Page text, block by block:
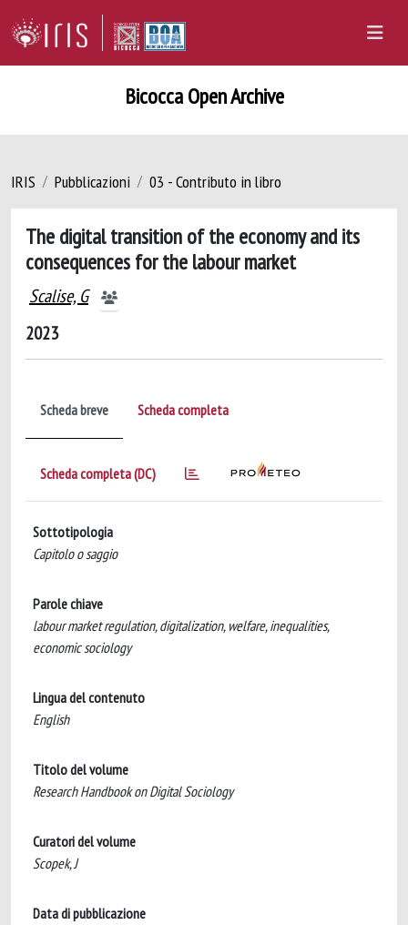
Bicocca Open Archive
IRIS Pubblicazioni 03 - Contributo in libro
The digital transition of the economy and its
consequences for the labour market
Scalise, G
2023
Scheda breve Scheda completa
Scheda completa (DC)
Sottotipologia
Capitolo o saggio
Parole chiave
labour market regulation, digitalization, welfare, inequalities,
economic sociology
Lingua del contenuto
English
Titolo del volume
Research Handbook on Digital Sociology
Curatori del volume
Scopek, J
Data di pubblicazione